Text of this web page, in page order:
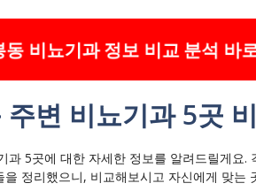
비뇨기과 정보 비교 분석 바
변 비뇨기과 5곳
과 5곳에 대한 자세한 정보를 알려드릴게요.
정리했으니, 비교해보시고 자신에게 맞는